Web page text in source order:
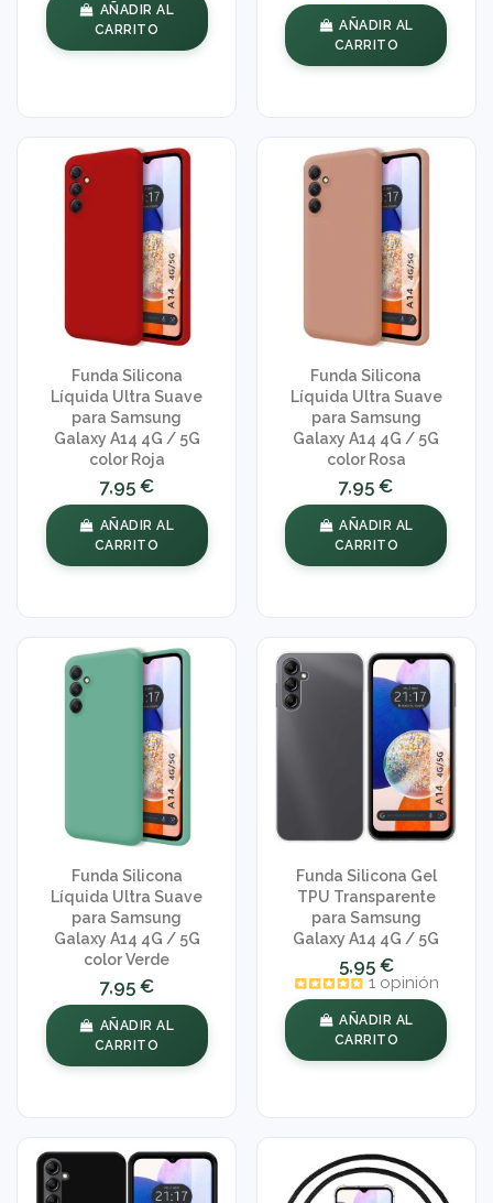
AÑADIR AL
CARRITO
AÑADIR AL
CARRITO
Funda Silicona
Líquida Ultra Suave
para Samsung
Galaxy A14 4G / 5G
color Roja
7,95 €
AÑADIR AL
CARRITO
Funda Silicona
Líquida Ultra Suave
para Samsung
Galaxy A14 4G / 5G
color Rosa
7,95 €
AÑADIR AL
CARRITO
Funda Silicona
Líquida Ultra Suave
para Samsung
Galaxy A14 4G / 5G
color Verde
7,95 €
AÑADIR AL
CARRITO
Funda Silicona Gel
TPU Transparente
para Samsung
Galaxy A14 4G / 5G
5,95 €
1 opinión
AÑADIR AL
CARRITO